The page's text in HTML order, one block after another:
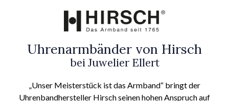
Uhrenarmbänder von Hirsch
bei Juwelier Ellert
„Unser Meisterstück ist das Armband“ bringt der
Uhrenbandhersteller Hirsch seinen hohen Anspruch auf